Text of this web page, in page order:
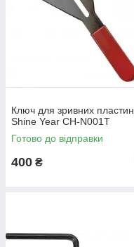
Ключ для зривних пластин
Shine Year CH-N001T
Готово до відправки
400 ₴